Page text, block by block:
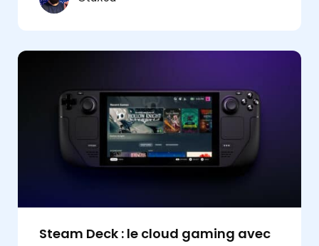
Steam Deck : le cloud gaming avec